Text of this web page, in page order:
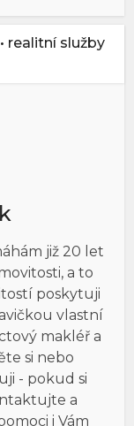
realitní služby
již 20 let
a to
poskytuji
vlastní
makléř a
si nebo
- pokud si
a
i Vám